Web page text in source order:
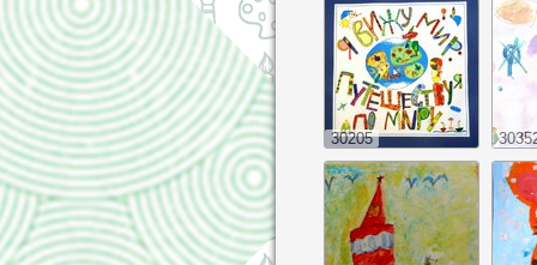
30205